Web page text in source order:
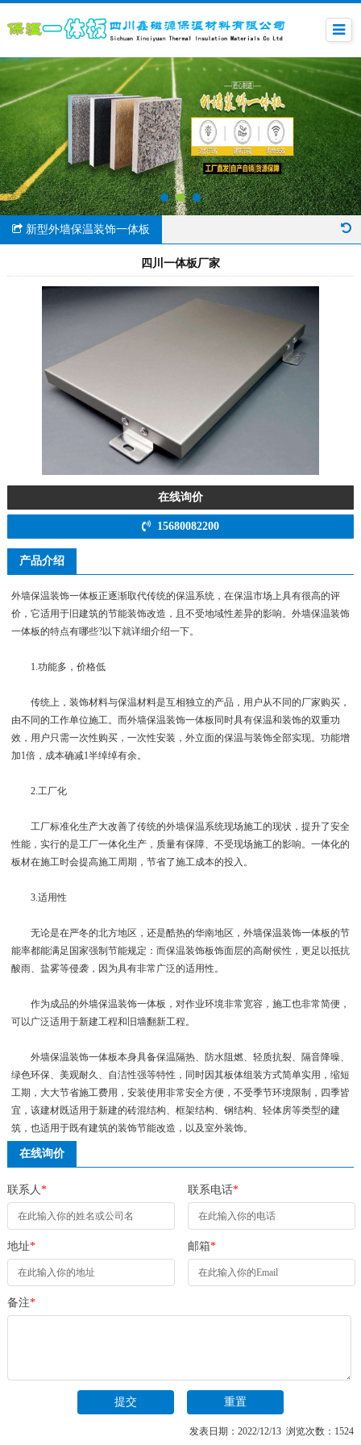
新型外墙保温装饰一体板
四川一体板厂家
在线询价
15680082200
产品介绍
外墙保温装饰一体板正逐渐取代传统的保温系统，在保温市场上具有很高的评
价，它适用于旧建筑的节能装饰改造，且不受地域性差异的影响。外墙保温装饰
一体板的特点有哪些?以下就详细介绍一下。
1.功能多，价格低
传统上，装饰材料与保温材料是互相独立的产品，用户从不同的厂家购买，
由不同的工作单位施工。而外墙保温装饰一体板同时具有保温和装饰的双重功
效，用户只需一次性购买，一次性安装，外立面的保温与装饰全部实现。功能增
加1倍，成本确减1半绰绰有余。
2.工厂化
工厂标准化生产大改善了传统的外墙保温系统现场施工的现状，提升了安全
性能，实行的是工厂一体化生产，质量有保障、不受现场施工的影响。一体化的
板材在施工时会提高施工周期，节省了施工成本的投入。
3.适用性
无论是在严冬的北方地区，还是酷热的华南地区，外墙保温装饰一体板的节
能率都能满足国家强制节能规定：而保温装饰板饰面层的高耐侯性，更足以抵抗
酸雨、盐雾等侵袭，因为具有非常广泛的适用性。
作为成品的外墙保温装饰一体板，对作业环境非常宽容，施工也非常简便，
可以广泛适用于新建工程和旧墙翻新工程。
外墙保温装饰一体板本身具备保温隔热、防水阻燃、轻质抗裂、隔音降噪、
绿色环保、美观耐久、自洁性强等特性，同时因其板体组装方式简单实用，缩短
工期，大大节省施工费用，安装使用非常安全方便，不受季节环境限制，四季皆
宜，该建材既适用于新建的砖混结构、框架结构、钢结构、轻体房等类型的建
筑，也适用于既有建筑的装饰节能改造，以及室外装饰。
在线询价
联系人* 联系电话*
地址* 邮箱*
备注*
发表日期：2022/12/13 浏览次数：1524